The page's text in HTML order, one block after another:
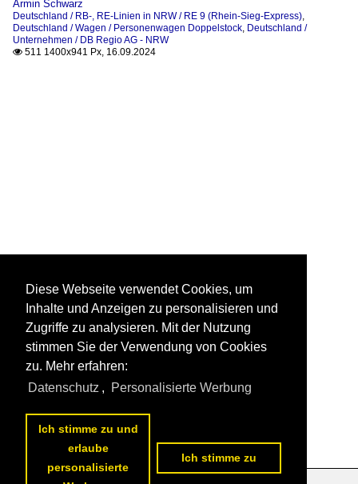
Armin Schwarz
Deutschland / RB-, RE-Linien in NRW / RE 9 (Rhein-Sieg-Express)
Deutschland / Wagen / Personenwagen Doppelstock Deutschland /
Unternehmen / DB Regio AG - NRW
 511 1400x941 Px, 16.09.2024
Diese Webseite verwendet Cookies, um
Inhalte und Anzeigen zu personalisieren und
Zugriffe zu analysieren. Mit der Nutzung
stimmen Sie der Verwendung von Cookies
zu. Mehr erfahren:
Datenschutz , Personalisierte Werbung
Ich stimme zu und
erlaube
personalisierte
Ich stimme zu